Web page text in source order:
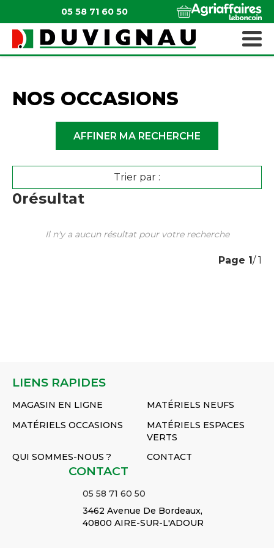
05 58 71 60 50
NOS OCCASIONS
0résultat
Trier par :
AFFINER MA RECHERCHE
Il n'y a aucun résultat pour votre recherche
Page 1 / 1
LIENS RAPIDES
MAGASIN EN LIGNE
MATÉRIELS NEUFS
MATÉRIELS OCCASIONS
MATÉRIELS ESPACES
VERTS
QUI SOMMES-NOUS ?
CONTACT
CONTACT
05 58 71 60 50
3462 Avenue De Bordeaux,
40800 AIRE-SUR-L'ADOUR